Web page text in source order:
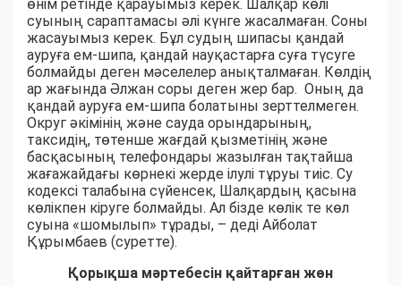
өнім ретінде қарауымыз керек. Шалқар көлі
суының сараптамасы әлі күнге жасалмаған. Соны
жасауымыз керек. Бұл судың шипасы қандай
ауруға ем-шипа, қандай науқастарға суға түсуге
болмайды деген мәселелер анықталмаған. Көлдің
ар жағында Әлжан соры деген жер бар. Оның да
қандай ауруға ем-шипа болатыны зерттелмеген.
Округ әкімінің және сауда орындарының,
таксидің, төтенше жағдай қызметінің және
басқасының телефондары жазылған тақтайша
жағажайдағы көрнекі жерде ілулі тұруы тиіс. Су
кодексі талабына сүйенсек, Шалқардың қасына
көлікпен кіруге болмайды. Ал бізде көлік те көл
суына «шомылып» тұрады, – деді Айболат
Құрымбаев (суретте).
Қорықша мәртебесін қайтарған жөн